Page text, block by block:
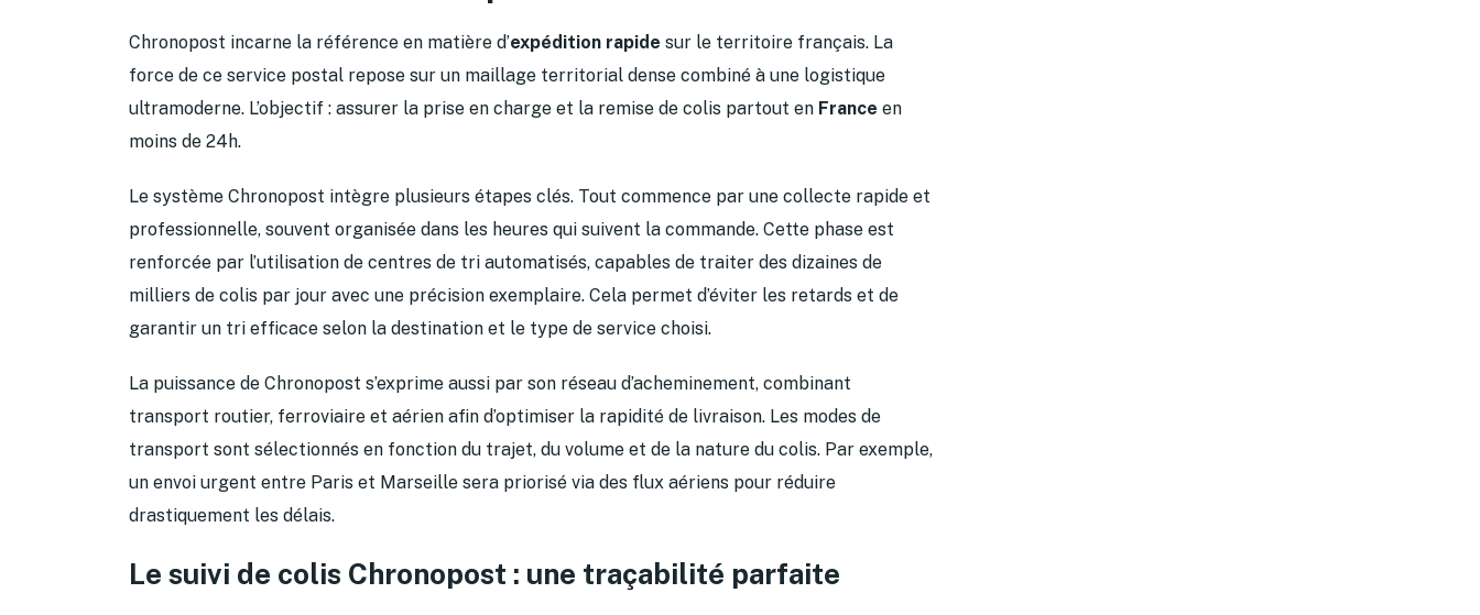
Chronopost incarne la référence en matière d’expédition rapide sur le territoire français. La
force de ce service postal repose sur un maillage territorial dense combiné à une logistique
ultramoderne. L’objectif : assurer la prise en charge et la remise de colis partout en France en
moins de 24h.
Le système Chronopost intègre plusieurs étapes clés. Tout commence par une collecte rapide et
professionnelle, souvent organisée dans les heures qui suivent la commande. Cette phase est
renforcée par l’utilisation de centres de tri automatisés, capables de traiter des dizaines de
milliers de colis par jour avec une précision exemplaire. Cela permet d’éviter les retards et de
garantir un tri efficace selon la destination et le type de service choisi.
La puissance de Chronopost s’exprime aussi par son réseau d’acheminement, combinant
transport routier, ferroviaire et aérien afin d’optimiser la rapidité de livraison. Les modes de
transport sont sélectionnés en fonction du trajet, du volume et de la nature du colis. Par exemple,
un envoi urgent entre Paris et Marseille sera priorisé via des flux aériens pour réduire
drastiquement les délais.
Le suivi de colis Chronopost : une traçabilité parfaite